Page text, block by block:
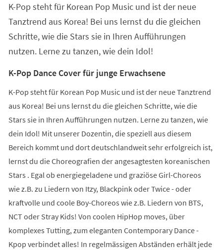
K-Pop steht für Korean Pop Music und ist der neue
Tanztrend aus Korea! Bei uns lernst du die gleichen
Schritte, wie die Stars sie in Ihren Aufführungen
nutzen. Lerne zu tanzen, wie dein Idol!
K-Pop Dance Cover für junge Erwachsene
K-Pop steht für Korean Pop Music und ist der neue Tanztrend
aus Korea! Bei uns lernst du die gleichen Schritte, wie die
Stars sie in Ihren Aufführungen nutzen. Lerne zu tanzen, wie
dein Idol! Mit unserer Dozentin, die speziell aus diesem
Bereich kommt und dort deutschlandweit sehr erfolgreich ist,
lernst du die Choreografien der angesagtesten koreanischen
Stars . Egal ob energiegeladene und graziöse Girl-Choreos
wie z.B. zu Liedern von Itzy, Blackpink oder Twice - oder
kraftvolle und coole Boy-Choreos wie z.B. Liedern von BTS,
NCT oder Stray Kids! Von coolen HipHop moves, über
komplexes Tutting, zum eleganten Contemporary Dance -
Kpop verbindet alles! In regelmässigen Abständen erhält jede